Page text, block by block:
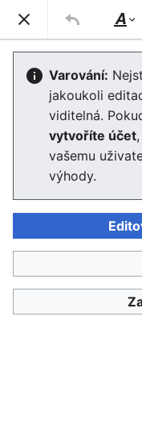
Enviwiki
Střední
Editor se nyní
několika
Enviwiki
Styl
textu
Varování:
jakoukoli
viditelná.
vytvoříte účet
vašemu
výhody.